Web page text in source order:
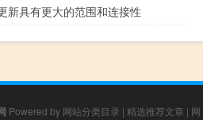
新具有更大的范围和连接性
Powered by 网站分类目录 | 精选推荐文章 | 网